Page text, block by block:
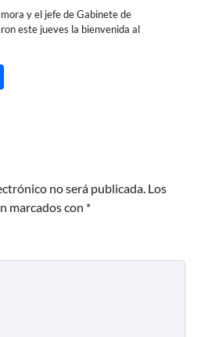
y el jefe de Gabinete de
este jueves la bienvenida al
no será publicada. Los
marcados con *